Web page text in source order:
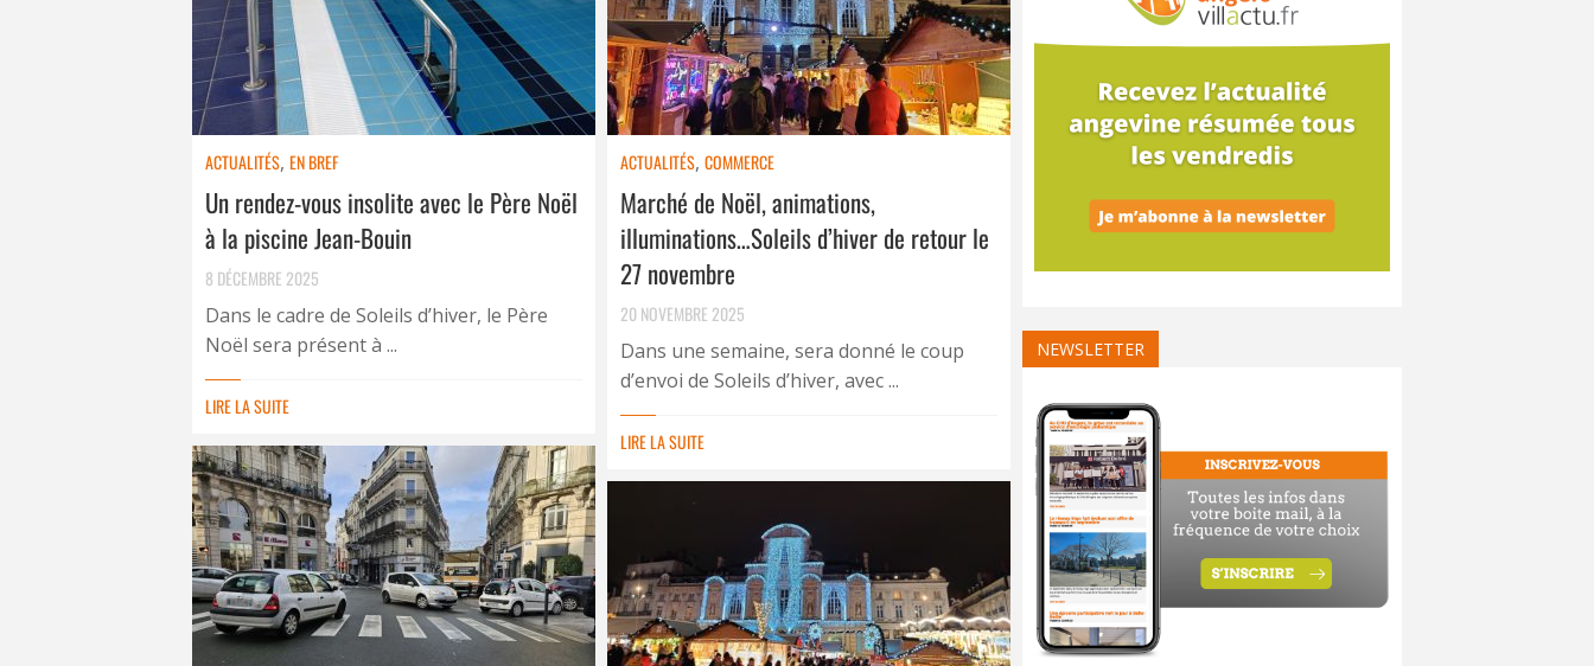
ACTUALITÉS, EN BREF
Un rendez-vous insolite avec le Père Noël
à la piscine Jean-Bouin
8 DÉCEMBRE 2025
Dans le cadre de Soleils d’hiver, le Père
Noël sera présent à ...
LIRE LA SUITE
ACTUALITÉS, COMMERCE
Marché de Noël, animations,
illuminations…Soleils d’hiver de retour le
27 novembre
20 NOVEMBRE 2025
Dans une semaine, sera donné le coup
d’envoi de Soleils d’hiver, avec ...
LIRE LA SUITE
NEWSLETTER